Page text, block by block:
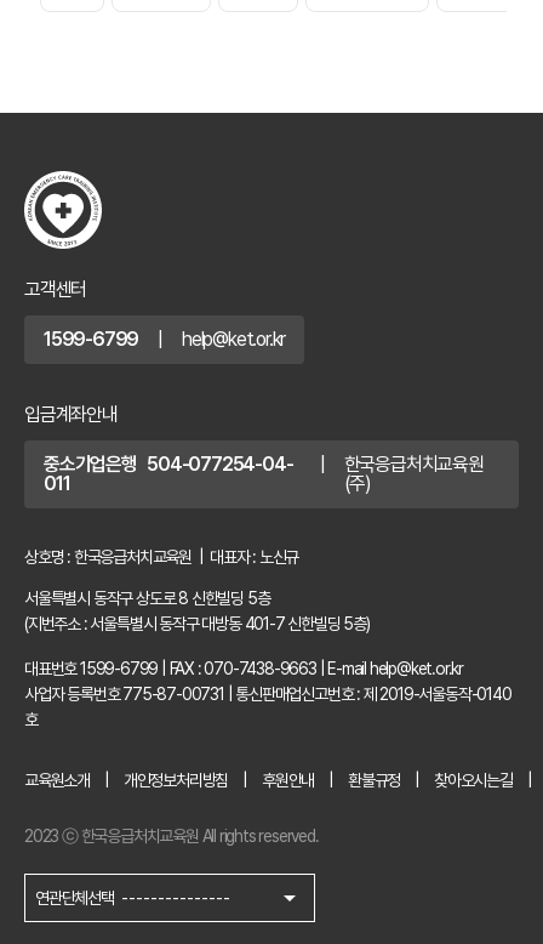
고객센터
1599-6799 help@ket.or.kr
입금계좌안내
중소기업은행 504-077254-04-
011
한국응급처치교육원
(주)
상호명 : 한국응급처치교육원 | 대표자 : 노신규
서울특별시 동작구 상도로 8 신한빌딩 5층
(지번주소 : 서울특별시 동작구 대방동 401-7 신한빌딩 5층)
대표번호 1599-6799 FAX : 070-7438-9663
E-mail help@ket.or.kr
사업자 등록번호 775-87-00731
통신판매업신고번호 : 제 2019-서울동작-0140
호
교육원소개 개인정보처리방침 후원안내 환불규정 찾아오시는길
2023 ⓒ 한국응급처치교육원 All rights reserved.
연관단체선택 --------------- arrow_drop_down